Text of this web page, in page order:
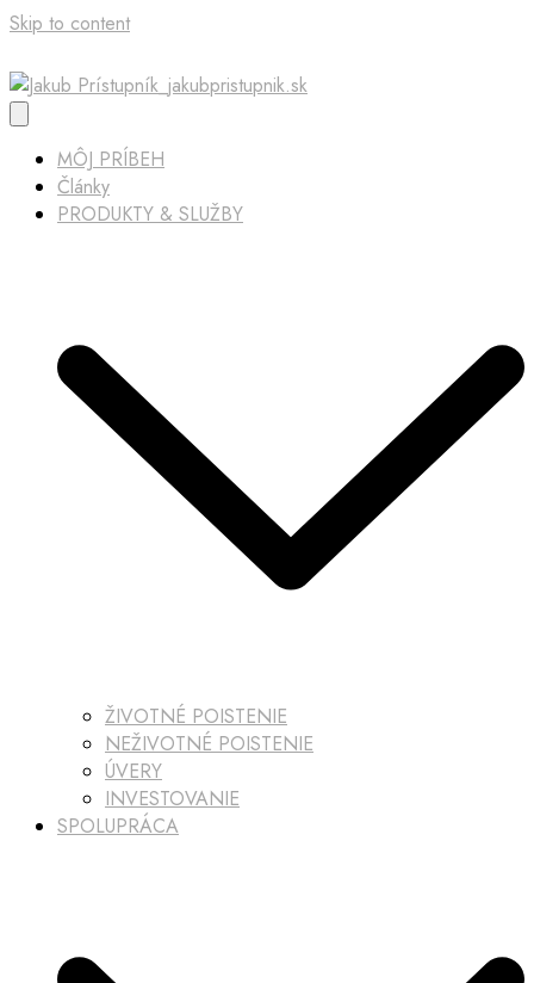
Skip to content
MÔJ PRÍBEH
Články
PRODUKTY & SLUŽBY
ŽIVOTNÉ POISTENIE
NEŽIVOTNÉ POISTENIE
ÚVERY
INVESTOVANIE
SPOLUPRÁCA